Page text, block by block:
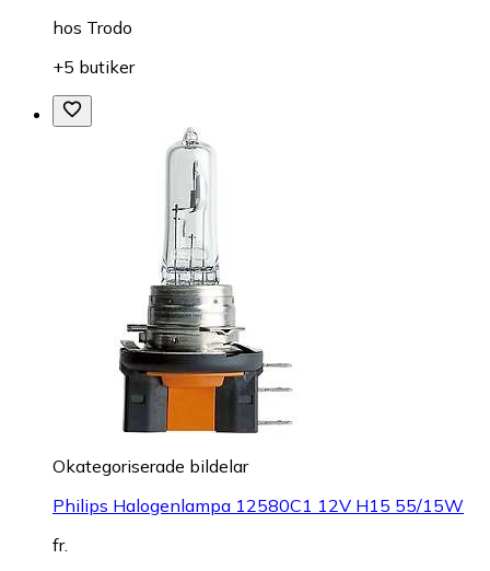
hos Trodo
+5 butiker
Okategoriserade bildelar
Philips Halogenlampa 12580C1 12V H15 55/15W
fr.